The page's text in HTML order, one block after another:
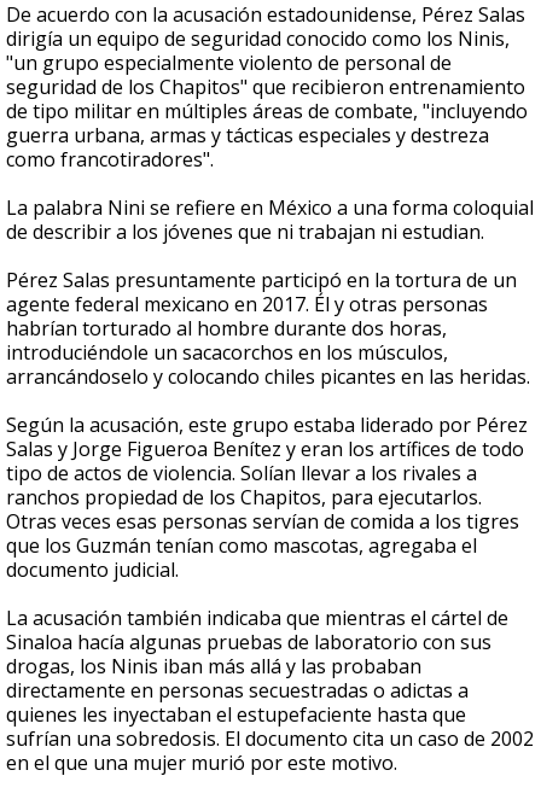
De acuerdo con la acusación estadounidense, Pérez Salas
dirigía un equipo de seguridad conocido como los Ninis,
"un grupo especialmente violento de personal de
seguridad de los Chapitos" que recibieron entrenamiento
de tipo militar en múltiples áreas de combate, "incluyendo
guerra urbana, armas y tácticas especiales y destreza
como francotiradores".
La palabra Nini se refiere en México a una forma coloquial
de describir a los jóvenes que ni trabajan ni estudian.
Pérez Salas presuntamente participó en la tortura de un
agente federal mexicano en 2017. Él y otras personas
habrían torturado al hombre durante dos horas,
introduciéndole un sacacorchos en los músculos,
arrancándoselo y colocando chiles picantes en las heridas.
Según la acusación, este grupo estaba liderado por Pérez
Salas y Jorge Figueroa Benítez y eran los artífices de todo
tipo de actos de violencia. Solían llevar a los rivales a
ranchos propiedad de los Chapitos, para ejecutarlos.
Otras veces esas personas servían de comida a los tigres
que los Guzmán tenían como mascotas, agregaba el
documento judicial.
La acusación también indicaba que mientras el cártel de
Sinaloa hacía algunas pruebas de laboratorio con sus
drogas, los Ninis iban más allá y las probaban
directamente en personas secuestradas o adictas a
quienes les inyectaban el estupefaciente hasta que
sufrían una sobredosis. El documento cita un caso de 2002
en el que una mujer murió por este motivo.